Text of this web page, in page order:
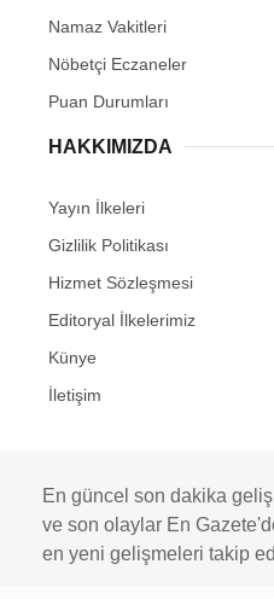
Namaz Vakitleri
Nöbetçi Eczaneler
Puan Durumları
HAKKIMIZDA
Yayın İlkeleri
Gizlilik Politikası
Hizmet Sözleşmesi
Editoryal İlkelerimiz
Künye
İletişim
En güncel son dakika
ve son olaylar En
en yeni gelişmeleri takip